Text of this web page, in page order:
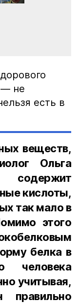
— не
есть в
веществ,
Ольга
кислоты,
так мало в
этого
белка в
человека
учитывая,